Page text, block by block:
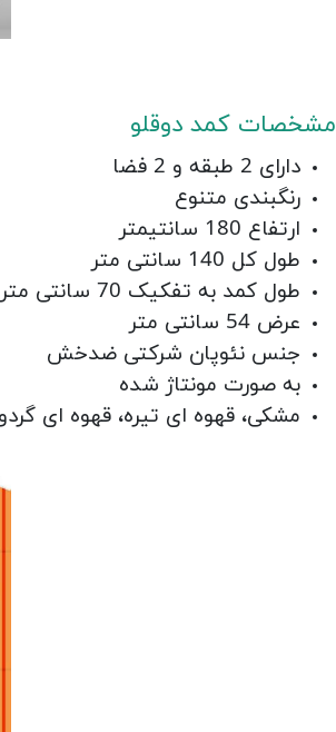
مشخصات کمد دوقلو
دارای 2 طبقه و 2 فضا
رنگبندی متنوع
ارتفاع 180 سانتیمتر
طول کل 140 سانتی متر
طول کمد به تفکیک 70 سانتی متر
عرض 54 سانتی متر
جنس نئوپان شرکتی ضدخش
به صورت مونتاژ شده
مشکی، قهوه ای تیره، قهوه ای